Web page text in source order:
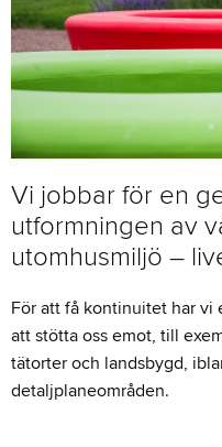
Vi jobbar för en
utformningen av
utomhusmiljö –
För att få kontinuitet har vi
att stötta oss emot, till
tätorter och landsbygd,
detaljplaneområden.